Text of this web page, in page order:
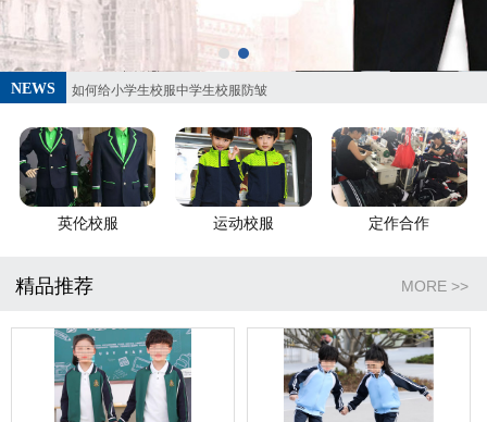
NEWS
小学生校服定做制作流程
油迹弄在校服上要怎么去除
如何给小学生校服中学生校服防皱
幼儿园园服穿着的意义
校服厂家谈校服洗涤保养知识
校服厂家彩衣服装厂谈校服的作用
油迹弄在校服上要怎么去除
如何给小学生校服中学生校服防皱
纯棉面料的幼儿园园服好吗
幼儿园园服穿着的意义
校服厂家谈校服洗涤保养知识
英伦校服 运动校服 定作合作
精品推荐 MORE >>